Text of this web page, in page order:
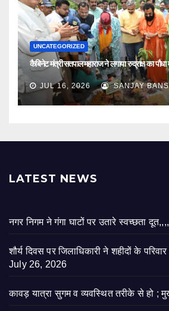
UNCATEGORIZED
कैबिनेट मंत्री सतपाल महाराज ने लगाया रुद्राक्ष का पौधा
JUL 16, 2026 SANJAY
LATEST NEWS
नगर निगम ने गंगा घाटों पर उतारे स्वच्छता दूत,,,,
शौर्य दिवस पर जिलाधिकारी ने शहीदों के
July 26, 2026
कावड़ यात्रा सुगम व व्यवस्थित तरीके से हो ;